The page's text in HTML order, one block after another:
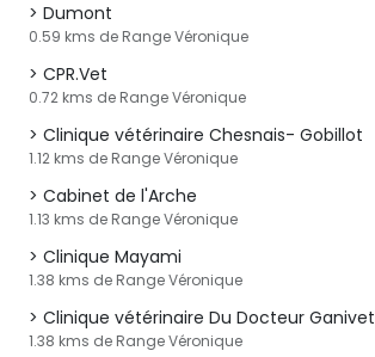
Dumont
0.59 kms de Range Véronique
CPR.Vet
0.72 kms de Range Véronique
Clinique vétérinaire Chesnais- Gobillot
1.12 kms de Range Véronique
Cabinet de l'Arche
1.13 kms de Range Véronique
Clinique Mayami
1.38 kms de Range Véronique
Clinique vétérinaire Du Docteur Ganivet
1.38 kms de Range Véronique